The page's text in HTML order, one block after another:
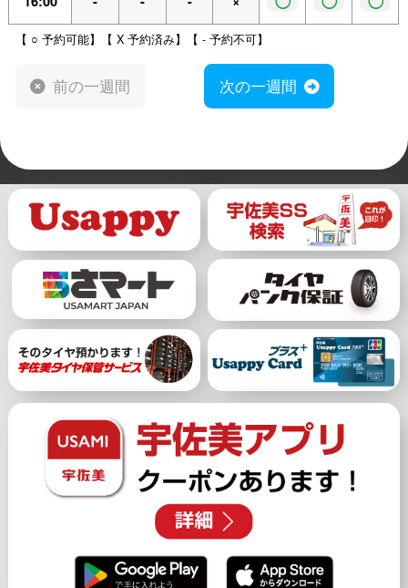
【 ○ 予約可能】【 X 予約済み】【 - 予約不可】
前の一週間 次の一週間